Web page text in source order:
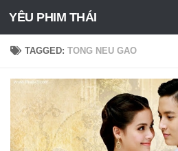
Skip to content
YÊU PHIM THÁI
TAGGED:TONG NEU GAO